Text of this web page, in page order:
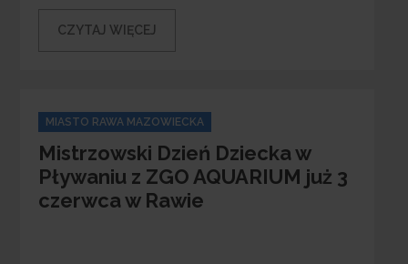
CZYTAJ WIĘCEJ
Categories
MIASTO RAWA MAZOWIECKA
Mistrzowski Dzień Dziecka w
Pływaniu z ZGO AQUARIUM już 3
czerwca w Rawie